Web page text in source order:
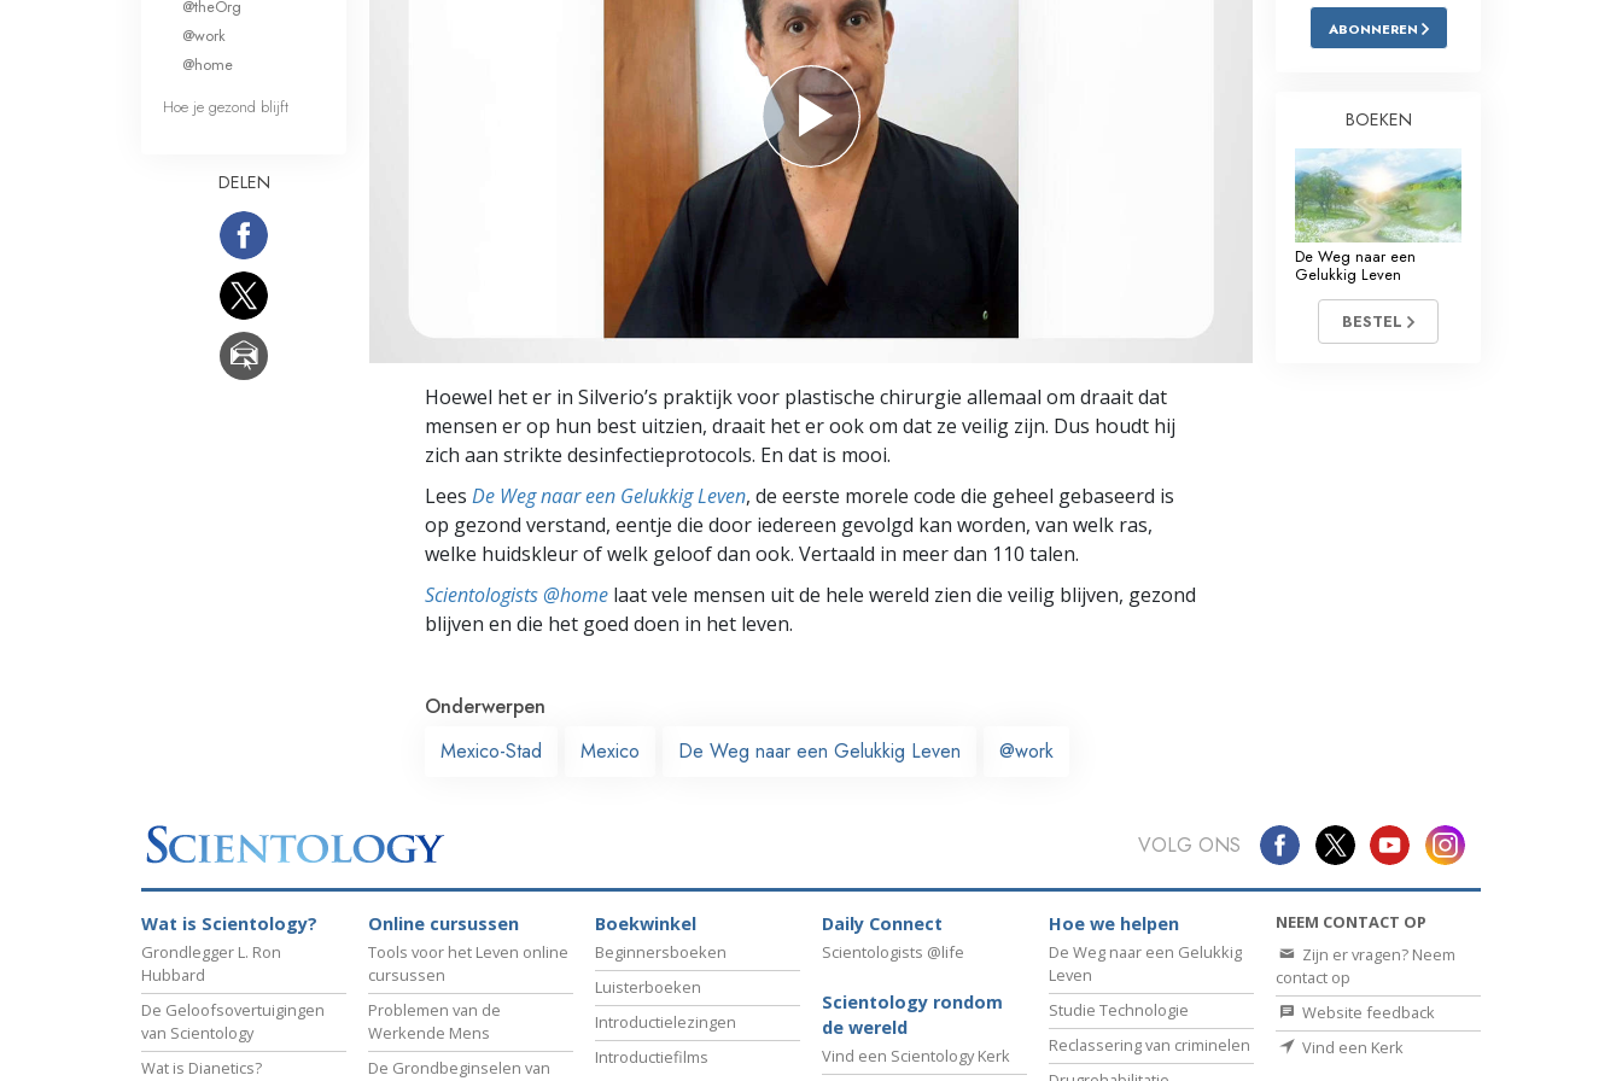
Oplossingen voor het Drugsprobleem
Ethiek en de Condities
De Oorzaak van Onderdrukking
Feitenonderzoek
De Grondbeginselen van Organiseren
Hoewel het er in Silverio’s praktijk voor plastische chirurgie allemaal om draait dat
mensen er op hun best uitzien, draait het er ook om dat ze veilig zijn. Dus houdt hij
zich aan strikte desinfectieprotocols. En dat is mooi.
Lees De Weg naar een Gelukkig Leven, de eerste morele code die geheel gebaseerd is
op gezond verstand, eentje die door iedereen gevolgd kan worden, van welk ras,
welke huidskleur of welk geloof dan ook. Vertaald in meer dan 110 talen.
Scientologists @home laat vele mensen uit de hele wereld zien die veilig blijven, gezond
blijven en die het goed doen in het leven.
Onderwerpen
Mexico-Stad
Mexico De Weg naar een Gelukkig Leven @work
@theOrg
@work
@home
Hoe je gezond blijft
DELEN
ABONNEREN
BOEKEN
De Weg naar een
Gelukkig Leven
BESTEL
VOLG ONS
Wat is Scientology?
Grondlegger L. Ron
Hubbard
De Geloofsovertuigingen
van Scientology
Wat is Dianetics?
Online cursussen
Tools voor het Leven online
cursussen
Problemen van de
Werkende Mens
De Grondbeginselen van
Boekwinkel
Beginnersboeken
Luisterboeken
Introductielezingen
Introductiefilms
Daily Connect
Scientologists @life
Scientology rondom
de wereld
Vind een Scientology Kerk
Hoe we helpen
De Weg naar een Gelukkig
Leven
Studie Technologie
Reclassering van criminelen
NEEM CONTACT OP
Zijn er vragen? Neem
contact op
Website feedback
Vind een Kerk